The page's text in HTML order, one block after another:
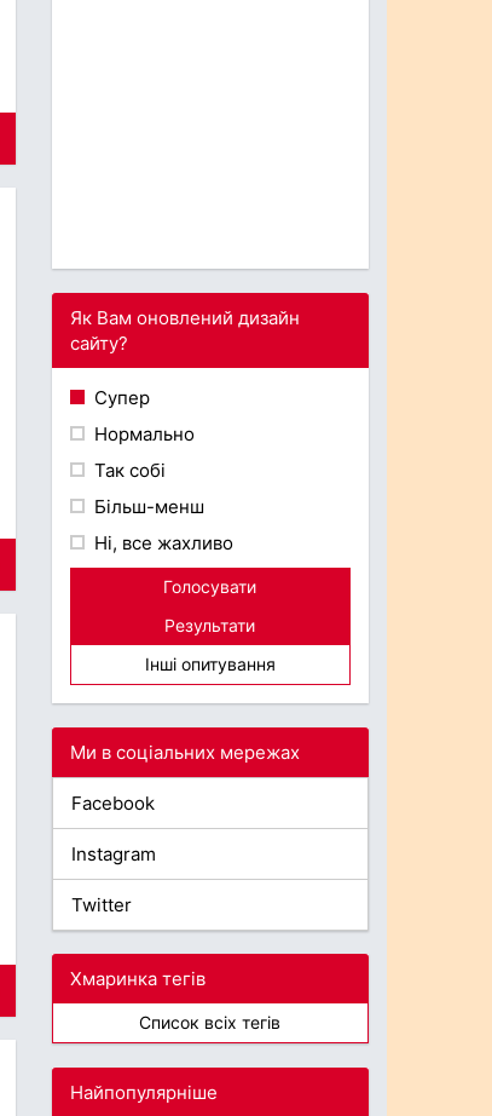
Як Вам оновлений дизайн
сайту?
Супер
Нормально
Так собі
Більш-менш
Ні, все жахливо
Голосувати
Результати
Інші опитування
Ми в соціальних мережах
Facebook
Instagram
Twitter
Хмаринка тегів
Список всіх тегів
Найпопулярніше